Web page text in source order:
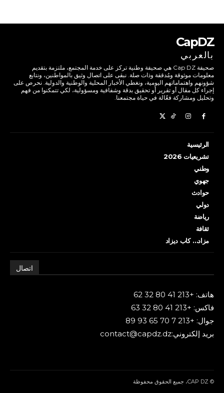
CapDZ
بالعربي
صحيفة Cap DZ هي صحيفة وطنية تركز على خدمة المجتمع، ملتزمة بتقديم
معلومات موثوقة ومُدققة وذات صلة. نبقى على اتصال وثيق بالمواطنين، ونتابع
شؤونهم واهتماماتهم اليومية، ونغطي الأخبار المحلية والوطنية والدولية. نحرص على
إجراء كل مقال أو تقرير أو تحقيق بدقة وشفافية ومسؤولية، لكي تتمكنوا من فهم
وتحليل ومشاركة فعّالة في حياة مجتمعنا.
الرئيسية
تشريعيات 2026
وطني
جهوي
حوادث
دولي
رياضة
ثقافة
مزاد… كاب ديزاد
اتصال
هاتف: +213 41 80 32 62
فاكس: +213 41 80 32 63
جوال: +213 7 70 65 93 89
بريد إلكتروني:contact@capdz.dz
© CAP DZ، جميع الحقوق محفوظة